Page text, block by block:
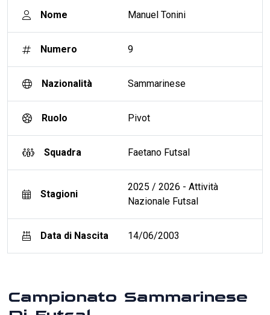
Nome Manuel Tonini
Numero 9
Nazionalità Sammarinese
Ruolo Pivot
Squadra Faetano Futsal
Stagioni
2025 / 2026 - Attività
Nazionale Futsal
Data di Nascita 14/06/2003
Campionato Sammarinese
Di Futsal